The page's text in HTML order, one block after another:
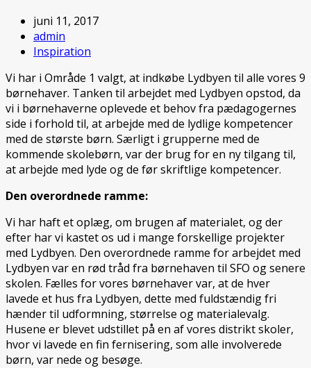
juni 11, 2017
admin
Inspiration
Vi har i Område 1 valgt, at indkøbe Lydbyen til alle vores 9
børnehaver. Tanken til arbejdet med Lydbyen opstod, da
vi i børnehaverne oplevede et behov fra pædagogernes
side i forhold til, at arbejde med de lydlige kompetencer
med de største børn. Særligt i grupperne med de
kommende skolebørn, var der brug for en ny tilgang til,
at arbejde med lyde og de før skriftlige kompetencer.
Den overordnede ramme:
Vi har haft et oplæg, om brugen af materialet, og der
efter har vi kastet os ud i mange forskellige projekter
med Lydbyen. Den overordnede ramme for arbejdet med
Lydbyen var en rød tråd fra børnehaven til SFO og senere
skolen. Fælles for vores børnehaver var, at de hver
lavede et hus fra Lydbyen, dette med fuldstændig fri
hænder til udformning, størrelse og materialevalg.
Husene er blevet udstillet på en af vores distrikt skoler,
hvor vi lavede en fin fernisering, som alle involverede
børn, var nede og besøge.